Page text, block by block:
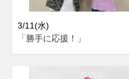
3/11(水)
「勝手に応援！」